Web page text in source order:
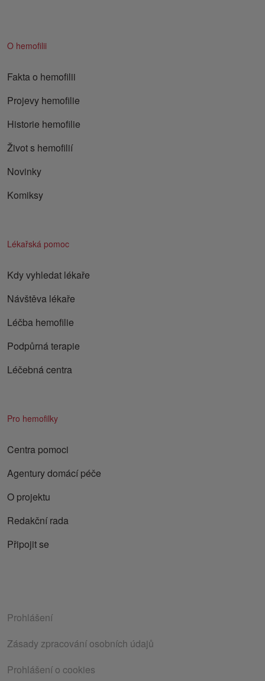
O hemofilii
Fakta o hemofilii
Projevy hemofilie
Historie hemofilie
Život s hemofilií
Novinky
Komiksy
Lékařská pomoc
Kdy vyhledat lékaře
Návštěva lékaře
Léčba hemofilie
Podpůrná terapie
Léčebná centra
Pro hemofilky
Centra pomoci
Agentury domácí péče
O projektu
Redakční rada
Připojit se
Prohlášení
Zásady zpracování osobních údajů
Prohlášení o cookies